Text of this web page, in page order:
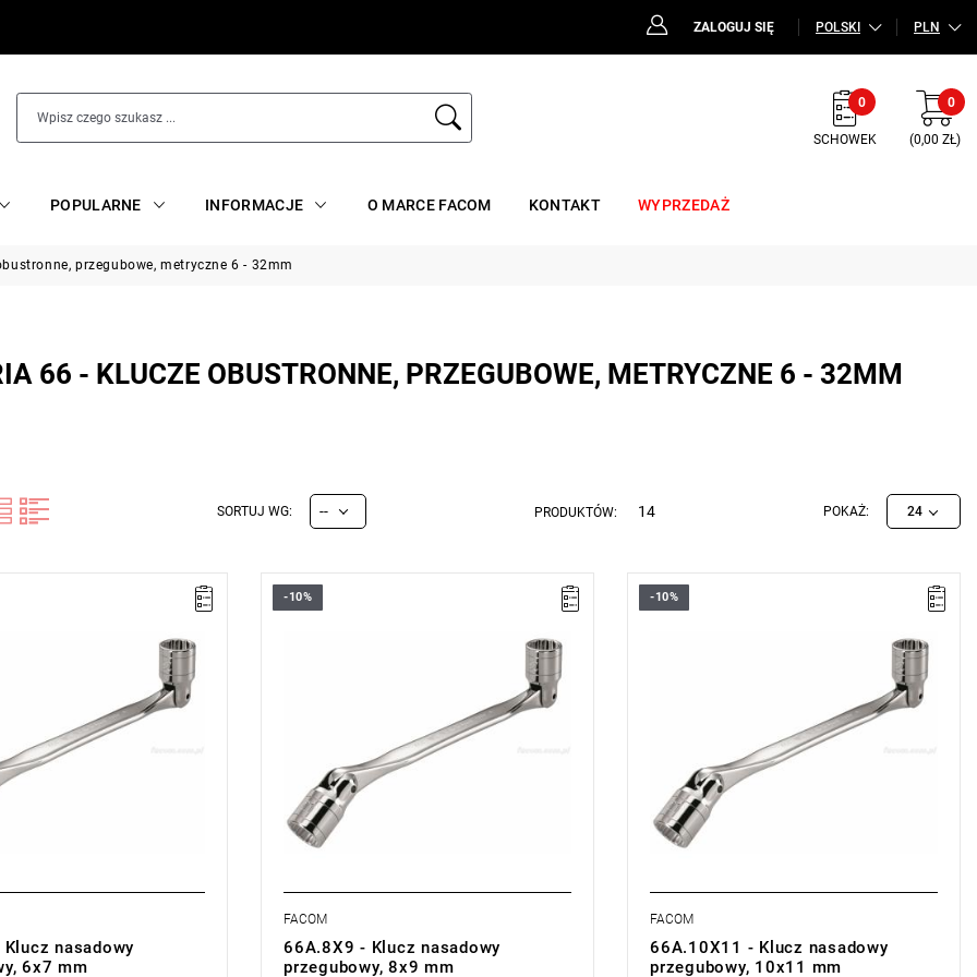
ZALOGUJ SIĘ POLSKI PLN
0
SCHOWEK
0
(0,00 ZŁ)
POPULARNE INFORMACJE O MARCE FACOM KONTAKT WYPRZEDAŻ
przegubowe, metryczne 6 - 32mm
66 - KLUCZE OBUSTRONNE, PRZEGUBOWE, METRYCZNE 6 - 32MM
SORTUJ WG: -- PRODUKTÓW: 14 POKAŻ: 24
mm,
nasadowy
6x7 mm
Rozmiar: 8x9 mm,
-10%
FACOM
66A.8X9 - Klucz nasadowy
przegubowy, 8x9 mm
Rozmiar: 10x11 mm,
-10%
FACOM
66A.10X11 - Klucz nasadowy
przegubowy, 10x11 mm